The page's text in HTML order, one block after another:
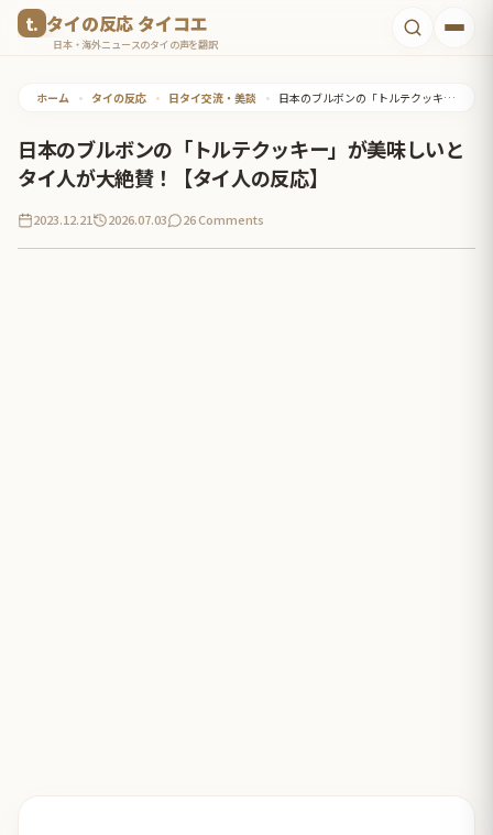
タイの反応 タイコエ
日本・海外ニュースのタイの声を翻訳
ホーム • タイの反応 • 日タイ交流・美談 • 日本のブルボンの「トルテクッキー」が美味しいとタイ人が大絶賛！【タイ人の反応】
日本のブルボンの「トルテクッキー」が美味しいと
タイ人が大絶賛！【タイ人の反応】
2023.12.21 2026.07.03 26 Comments